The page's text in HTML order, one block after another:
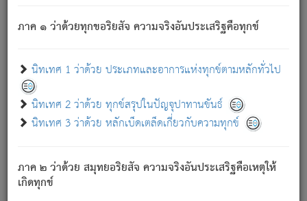
ภาค ๑ ว่าด้วยทุกขอริยสัจ ความจริงอันประเสริฐคือทุกข์
นิทเทศ 1 ว่าด้วย ประเภทและอาการแห่งทุกข์ตามหลักทั่วไป
นิทเทศ 2 ว่าด้วย ทุกข์สรุปในปัญจุปาทานขันธ์
นิทเทศ 3 ว่าด้วย หลักเบ็ดเตล็ดเกี่ยวกับความทุกข์
ภาค ๒ ว่าด้วย สมุทยอริยสัจ ความจริงอันประเสริฐคือเหตุให้
เกิดทุกข์
ภพ ว่ามีได้เพราะวิภพ[2]: เรากล่าวว่า สมณะหรือพราหมณ์ทั้ง
ปวงนั้น ก็ยังสลัดภพออกไปไม่ได้.
ก็ทุกข์นี้มีขึ้น เพราะอาศัยซึ่งอุปธิทั้งปวง.
เพราะความสิ้นไปแห่งอุปาทานทั้งปวง ความเกิดขึ้นแห่ง
ทุกข์จึงไม่มี.
ท่านจงดูโลกนี้เถิด (จะเห็นว่า) สัตว์ทั้งหลายอันอวิชาหนา
แน่นบังหนาแล้ว; และว่า สัตว์ผู้ยินดีในภพอันเป็นแล้วนั้น ย่อม
อันเป็นไปในที่หรือเวลาทั้งปวง[3]เพื่อความมีแห่งประโยชน์โดย
ประการทั้งปวง; ภพทั้งหลายทั้งหมดนั้น ไม่เที่ยง เป็นทุกข์ มี
ความแปรปรวนเป็นธรรมดา.